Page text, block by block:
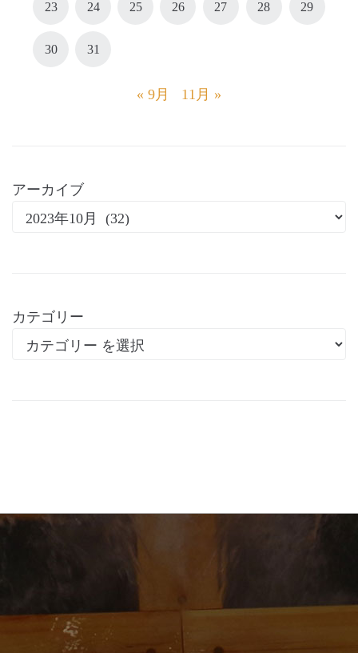
23 24 25 26 27 28 29
30 31
« 9月 11月 »
アーカイブ
カテゴリー